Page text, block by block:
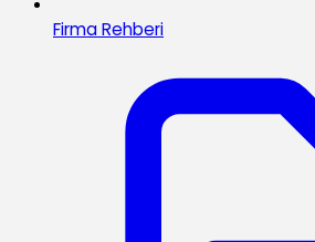
Firma Rehberi